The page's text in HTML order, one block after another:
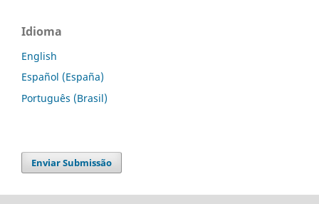
Idioma
English
Español (España)
Português (Brasil)
Enviar Submissão